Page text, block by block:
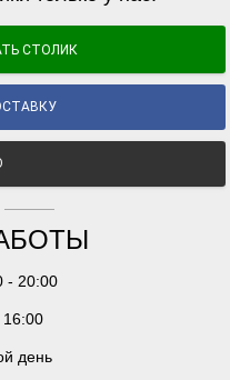
СТОЛИК
- 20:00
день